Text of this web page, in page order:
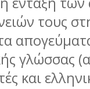
τους
γλώσσας
και